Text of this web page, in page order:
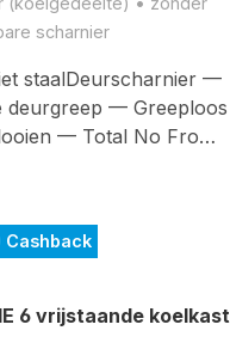
scharnier
staalDeurscharnier —
deurgreep — Greeploos
— Total No Fro…
Cashback
6 vrijstaande koelkast